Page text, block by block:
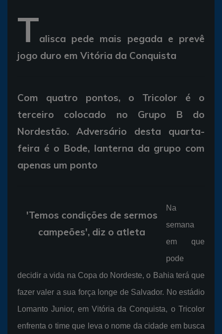
Talisca pede mais pegada e prevê
jogo duro em Vitória da Conquista
Com quatro pontos, o Tricolor é o
terceiro colocado no Grupo B do
Nordestão. Adversário desta quarta-
feira é o Bode, lanterna da grupo com
apenas um ponto
'Temos condições de sermos
campeões', diz o atleta
Na
semana
em que
pode
decidir a vida na Copa do Nordeste, o Bahia terá que
fazer valer a sua força longe de Salvador. No estádio
Lomanto Junior, em Vitória da Conquista, o Tricolor
enfrenta o time que leva o nome da cidade em busca